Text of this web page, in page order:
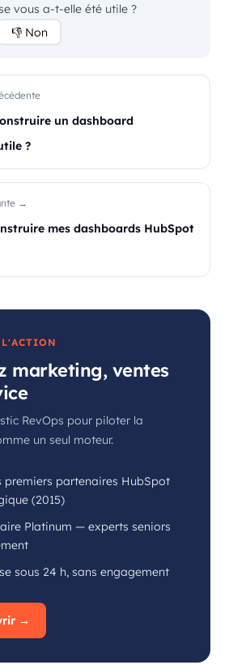
vous a-t-elle été utile ?
👎 Non
un dashboard
?
→
mes dashboards HubSpot
L'ACTION
marketing, ventes
RevOps pour piloter la
un seul moteur.
premiers partenaires HubSpot
(2015)
Platinum — experts seniors
sous 24 h, sans engagement
→